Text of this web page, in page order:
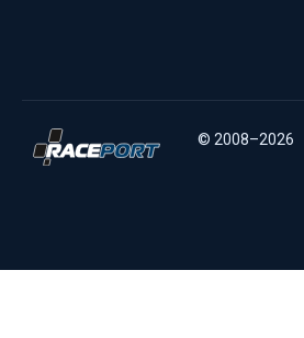
© 2008–2026